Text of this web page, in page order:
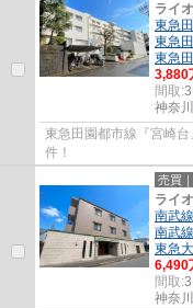
ライ
東急
東急
東急
3,880
間取:
神奈
東急田園都市線『宮崎
件！
売買
ライ
南武線
南武線
東急
6,490
間取:
神奈